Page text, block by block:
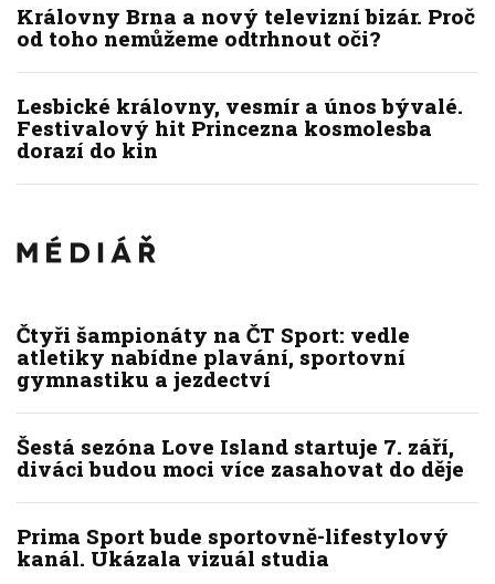
Královny Brna a nový televizní bizár. Proč
od toho nemůžeme odtrhnout oči?
Lesbické královny, vesmír a únos bývalé.
Festivalový hit Princezna kosmolesba
dorazí do kin
Čtyři šampionáty na ČT Sport: vedle
atletiky nabídne plavání, sportovní
gymnastiku a jezdectví
Šestá sezóna Love Island startuje 7. září,
diváci budou moci více zasahovat do děje
Prima Sport bude sportovně-lifestylový
kanál. Ukázala vizuál studia